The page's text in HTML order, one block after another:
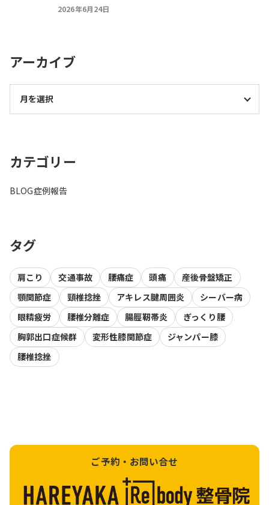
2026年6月24日
アーカイブ
カテゴリー
BLOG症例報告
タグ
肩こり 交通事故 腰痛症 頭痛
産後骨盤矯正
顎関節症
頸椎捻挫 アキレス腱周囲炎
シーバー病
眼精疲労
腰椎分離症 腸脛靭帯炎
ぎっくり腰
胸郭出口症候群
変形性膝関節症
ジャンパー膝
腰椎捻挫
ご予約・お問い合せ